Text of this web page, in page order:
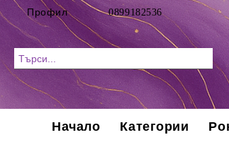
Профил 0899182536
Начало Категории